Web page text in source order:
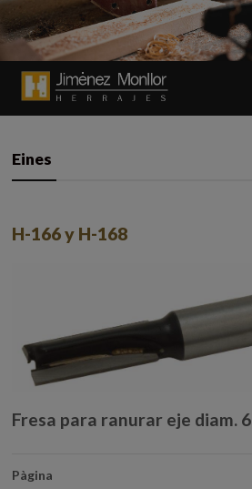
Eines
H-166 y H-168
Fresa para ranurar eje diam. 6
Pàgina